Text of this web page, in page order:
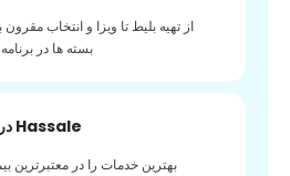
از تهیه بلیط تا ویزا و انتخاب
بسته ها در
درمان رایگان Hassale
بهترین خدمات را در معتبرترین